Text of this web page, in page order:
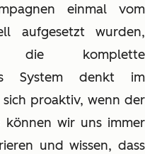
einmal vom
aufgesetzt wurden,
die komplette
System denkt im
proaktiv, wenn der
können wir uns immer
und wissen, dass